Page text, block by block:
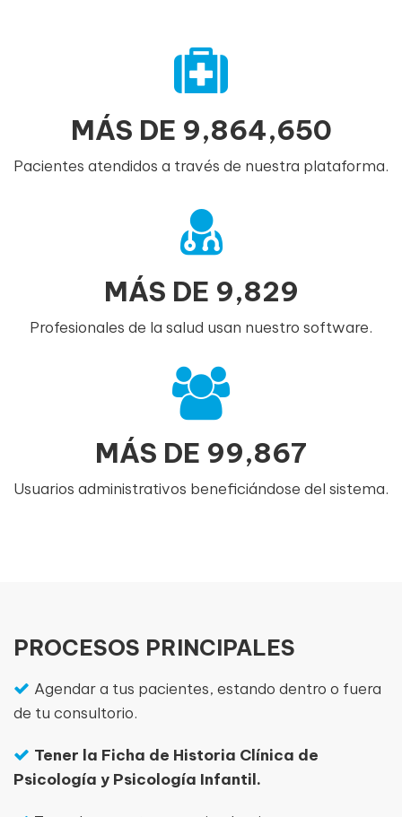
MÁS DE 9,864,650
Pacientes atendidos a través de nuestra plataforma.
MÁS DE 9,829
Profesionales de la salud usan nuestro software.
MÁS DE 99,867
Usuarios administrativos beneficiándose del sistema.
PROCESOS PRINCIPALES
Agendar a tus pacientes, estando dentro o fuera
de tu consultorio.
Tener la Ficha de Historia Clínica de
Psicología y Psicología Infantil.